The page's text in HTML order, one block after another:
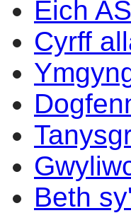
Eich
Cyrff
Beth